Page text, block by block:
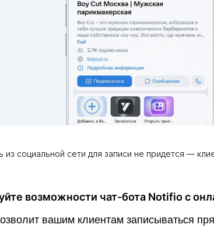
из социальной сети для записи не придется —
возможности чат-бота Notifio с
вашим клиентам записываться